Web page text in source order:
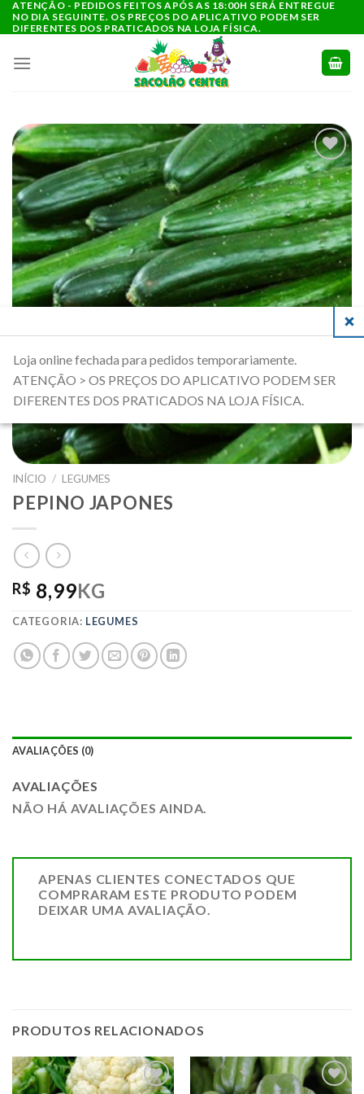
para
conteúdo
ATENÇÃO - PEDIDOS FEITOS APÓS AS 18:00H SERÁ ENTREGUE
NO DIA SEGUINTE. OS PREÇOS DO APLICATIVO PODEM SER
DIFERENTES DOS PRATICADOS NA LOJA FÍSICA.
ADICIONAR
A LISTA DE
COMPRAS
INÍCIO / LEGUMES
PEPINO JAPONES
R$ 8,99KG
CATEGORIA: LEGUMES
AVALIAÇÕES (0)
AVALIAÇÕES
NÃO HÁ AVALIAÇÕES AINDA.
APENAS CLIENTES CONECTADOS QUE
COMPRARAM ESTE PRODUTO PODEM
DEIXAR UMA AVALIAÇÃO.
PRODUTOS RELACIONADOS
Loja online fechada para pedidos temporariamente.
ATENÇÃO > OS PREÇOS DO APLICATIVO PODEM SER
DIFERENTES DOS PRATICADOS NA LOJA FÍSICA.